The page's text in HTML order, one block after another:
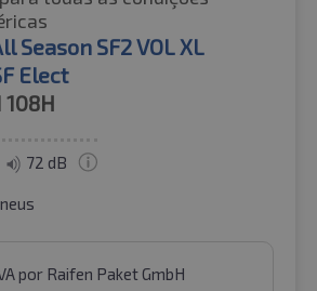
Season SF2 VOL XL
Elect
108H
72 dB
por Raifen Paket GmbH